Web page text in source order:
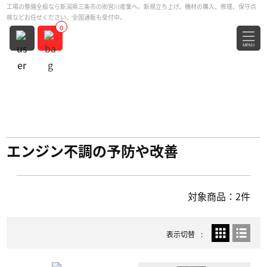
工場の整備全般なら新潟県三条市の㈲宮川産業へ。新規立ち上げ、機材の購入、修理、保守点
検などお任せください。全国通販も受付中。
0
エンジン不調の予防や改善
対象商品：2件
表示切替